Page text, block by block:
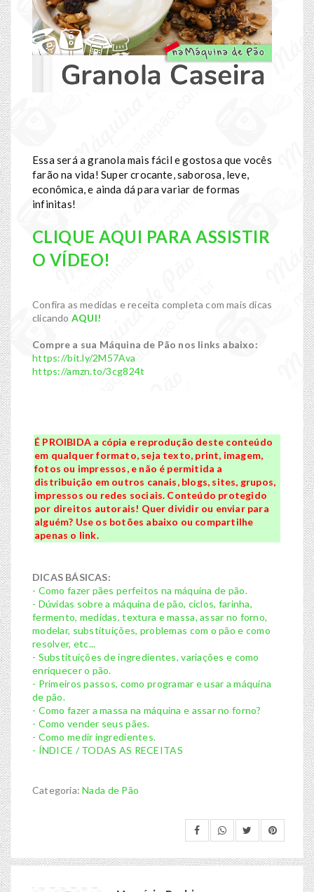
Essa será a granola mais fácil e gostosa que vocês
farão na vida! Super crocante, saborosa, leve,
econômica, e ainda dá para variar de formas
infinitas!
CLIQUE AQUI PARA ASSISTIR
O VÍDEO!
Confira as medidas e receita completa com mais dicas
clicando AQUI!
Compre a sua Máquina de Pão nos links abaixo:
https://bit.ly/2M57Ava
https://amzn.to/3cg824t
É PROIBIDA a cópia e reprodução deste conteúdo
em qualquer formato, seja texto, print, imagem,
fotos ou impressos, e não é permitida a
distribuição em outros canais, blogs, sites, grupos,
impressos ou redes sociais. Conteúdo protegido
por direitos autorais! Quer dividir ou enviar para
alguém? Use os botões abaixo ou compartilhe
apenas o link.
DICAS BÁSICAS:
- Como fazer pães perfeitos na máquina de pão.
- Dúvidas sobre a máquina de pão, ciclos, farinha,
fermento, medidas, textura e massa, assar no forno,
modelar, substituições, problemas com o pão e como
resolver, etc...
- Substituições de ingredientes, variações e como
enriquecer o pão.
- Primeiros passos, como programar e usar a máquina
de pão.
- Como fazer a massa na máquina e assar no forno?
- Como vender seus pães.
- Como medir ingredientes.
- ÍNDICE / TODAS AS RECEITAS
Categoria:Nada de Pão